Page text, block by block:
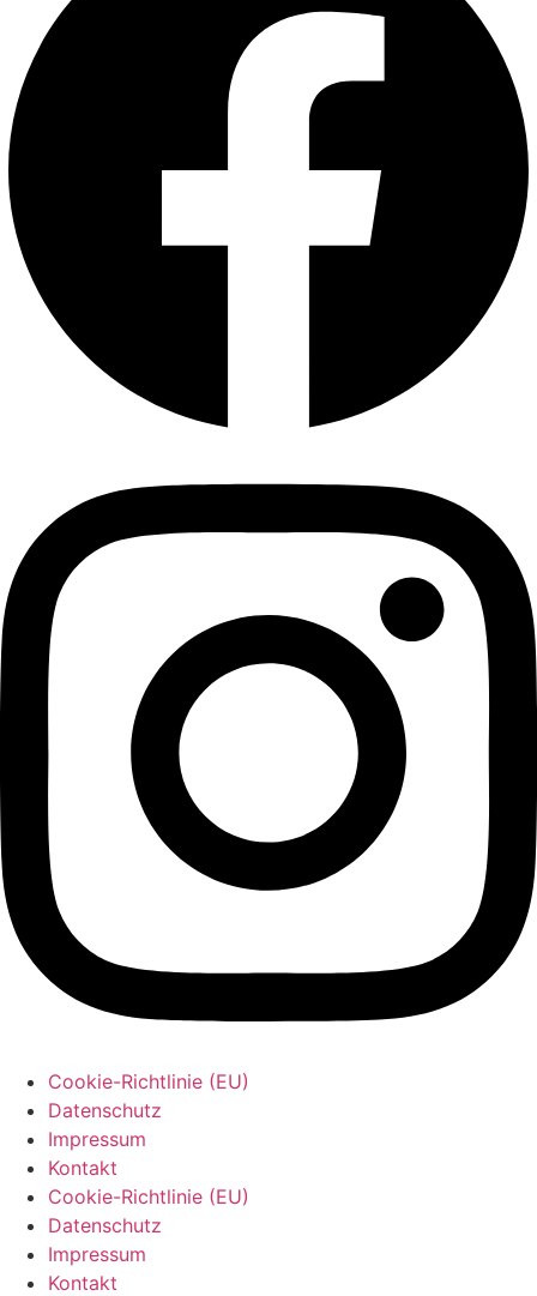
Cookie-Richtlinie (EU)
Datenschutz
Impressum
Kontakt
Cookie-Richtlinie (EU)
Datenschutz
Impressum
Kontakt